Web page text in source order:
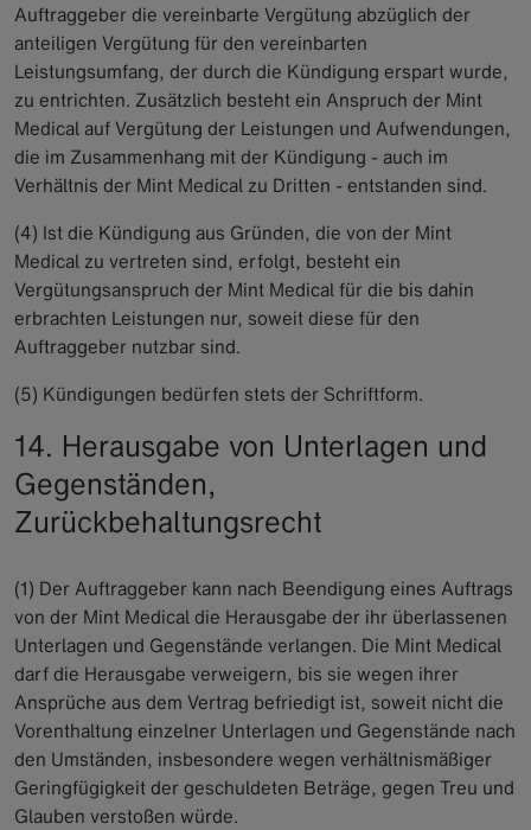
Auftraggeber die vereinbarte Vergütung abzüglich der
anteiligen Vergütung für den vereinbarten
Leistungsumfang, der durch die Kündigung erspart wurde,
zu entrichten. Zusätzlich besteht ein Anspruch der Mint
Medical auf Vergütung der Leistungen und Aufwendungen,
die im Zusammenhang mit der Kündigung - auch im
Verhältnis der Mint Medical zu Dritten - entstanden sind.
(4) Ist die Kündigung aus Gründen, die von der Mint
Medical zu vertreten sind, erfolgt, besteht ein
Vergütungsanspruch der Mint Medical für die bis dahin
erbrachten Leistungen nur, soweit diese für den
Auftraggeber nutzbar sind.
(5) Kündigungen bedürfen stets der Schriftform.
14. Herausgabe von Unterlagen und
Gegenständen,
Zurückbehaltungsrecht
(1) Der Auftraggeber kann nach Beendigung eines Auftrags
von der Mint Medical die Herausgabe der ihr überlassenen
Unterlagen und Gegenstände verlangen. Die Mint Medical
darf die Herausgabe verweigern, bis sie wegen ihrer
Ansprüche aus dem Vertrag befriedigt ist, soweit nicht die
Vorenthaltung einzelner Unterlagen und Gegenstände nach
den Umständen, insbesondere wegen verhältnismäßiger
Geringfügigkeit der geschuldeten Beträge, gegen Treu und
Glauben verstoßen würde.